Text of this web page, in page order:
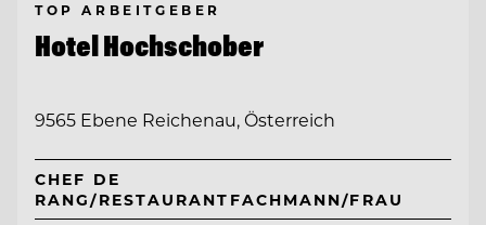
TOP ARBEITGEBER
Hotel Hochschober
9565 Ebene Reichenau, Österreich
CHEF DE
RANG/RESTAURANTFACHMANN/FRAU